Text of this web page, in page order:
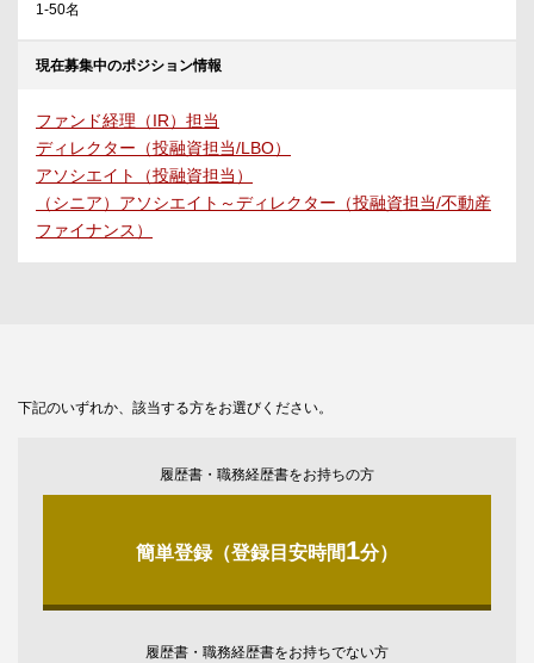
1-50名
現在募集中のポジション情報
ファンド経理（IR）担当
ディレクター（投融資担当/LBO）
アソシエイト（投融資担当）
（シニア）アソシエイト～ディレクター（投融資担当/不動産
ファイナンス）
下記のいずれか、該当する方をお選びください。
履歴書・職務経歴書をお持ちの方
簡単登録（登録目安時間1分）
履歴書・職務経歴書をお持ちでない方